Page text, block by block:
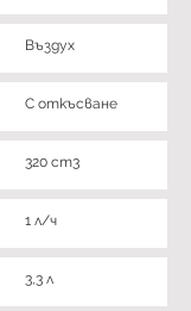
Въздух
С откъсване
320 cm3
1 л/ч
3,3 л